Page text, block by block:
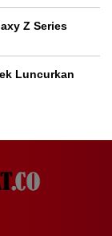
Z Series
Luncurkan